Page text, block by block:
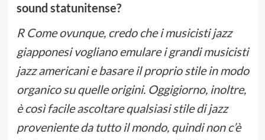
sound statunitense?
R Come ovunque, credo che i musicisti jazz
giapponesi vogliano emulare i grandi musicisti
jazz americani e basare il proprio stile in modo
organico su quelle origini. Oggigiorno, inoltre,
è così facile ascoltare qualsiasi stile di jazz
proveniente da tutto il mondo, quindi non c’è